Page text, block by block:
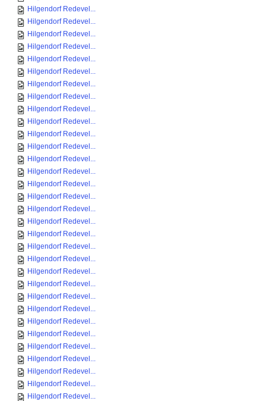
Hilgendorf Redevel...
Hilgendorf Redevel...
Hilgendorf Redevel...
Hilgendorf Redevel...
Hilgendorf Redevel...
Hilgendorf Redevel...
Hilgendorf Redevel...
Hilgendorf Redevel...
Hilgendorf Redevel...
Hilgendorf Redevel...
Hilgendorf Redevel...
Hilgendorf Redevel...
Hilgendorf Redevel...
Hilgendorf Redevel...
Hilgendorf Redevel...
Hilgendorf Redevel...
Hilgendorf Redevel...
Hilgendorf Redevel...
Hilgendorf Redevel...
Hilgendorf Redevel...
Hilgendorf Redevel...
Hilgendorf Redevel...
Hilgendorf Redevel...
Hilgendorf Redevel...
Hilgendorf Redevel...
Hilgendorf Redevel...
Hilgendorf Redevel...
Hilgendorf Redevel...
Hilgendorf Redevel...
Hilgendorf Redevel...
Hilgendorf Redevel...
Hilgendorf Redevel...